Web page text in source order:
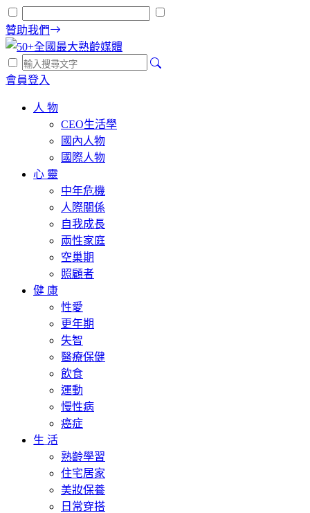
贊助我們
會員登入
人 物
CEO生活學
國內人物
國際人物
心 靈
中年危機
人際關係
自我成長
兩性家庭
空巢期
照顧者
健 康
性愛
更年期
失智
醫療保健
飲食
運動
慢性病
癌症
生 活
熟齡學習
住宅居家
美妝保養
日常穿搭